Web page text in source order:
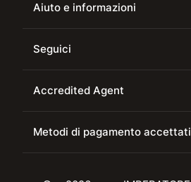
Aiuto e informazioni
Seguici
Accredited Agent
Metodi di pagamento accettati